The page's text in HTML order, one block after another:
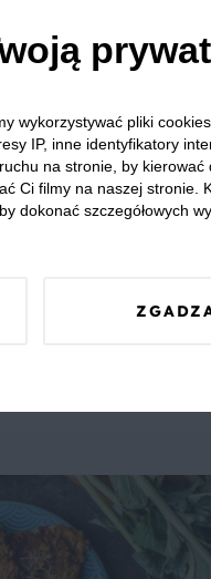
wykorzystywać pliki
IP, inne identyfikatory
na stronie, by
Ci filmy na naszej stronie.
dokonać szczegółowych